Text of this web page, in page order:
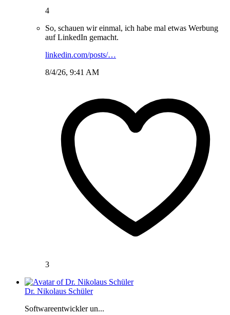
4
So, schauen wir einmal, ich habe mal etwas Werbung
auf LinkedIn gemacht.
linkedin.com/posts/…
8/4/26, 9:41 AM
3
Dr. Nikolaus Schüler
Softwareentwickler un...